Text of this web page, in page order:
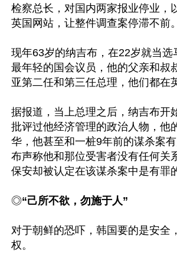
检察总长，对国内两家报业停业，
英国网站，让整件调查案停滞不前。
现年63岁的纳吉布，在22岁就当选
最年轻的国会议员，他的父亲和叔
亚第二任和第三任总理，他们都在
据报道，当上总理之后，纳吉布开
批评过他经济管理的政治人物，他
华，他甚至和一桩9年前的谋杀案
布声称他和那位受害者没有任何关
保安却被认定在该谋杀案中是有罪
◎“己所不欲，勿施于人”
对于朝鲜的恐吓，韩国要的是安全
权。